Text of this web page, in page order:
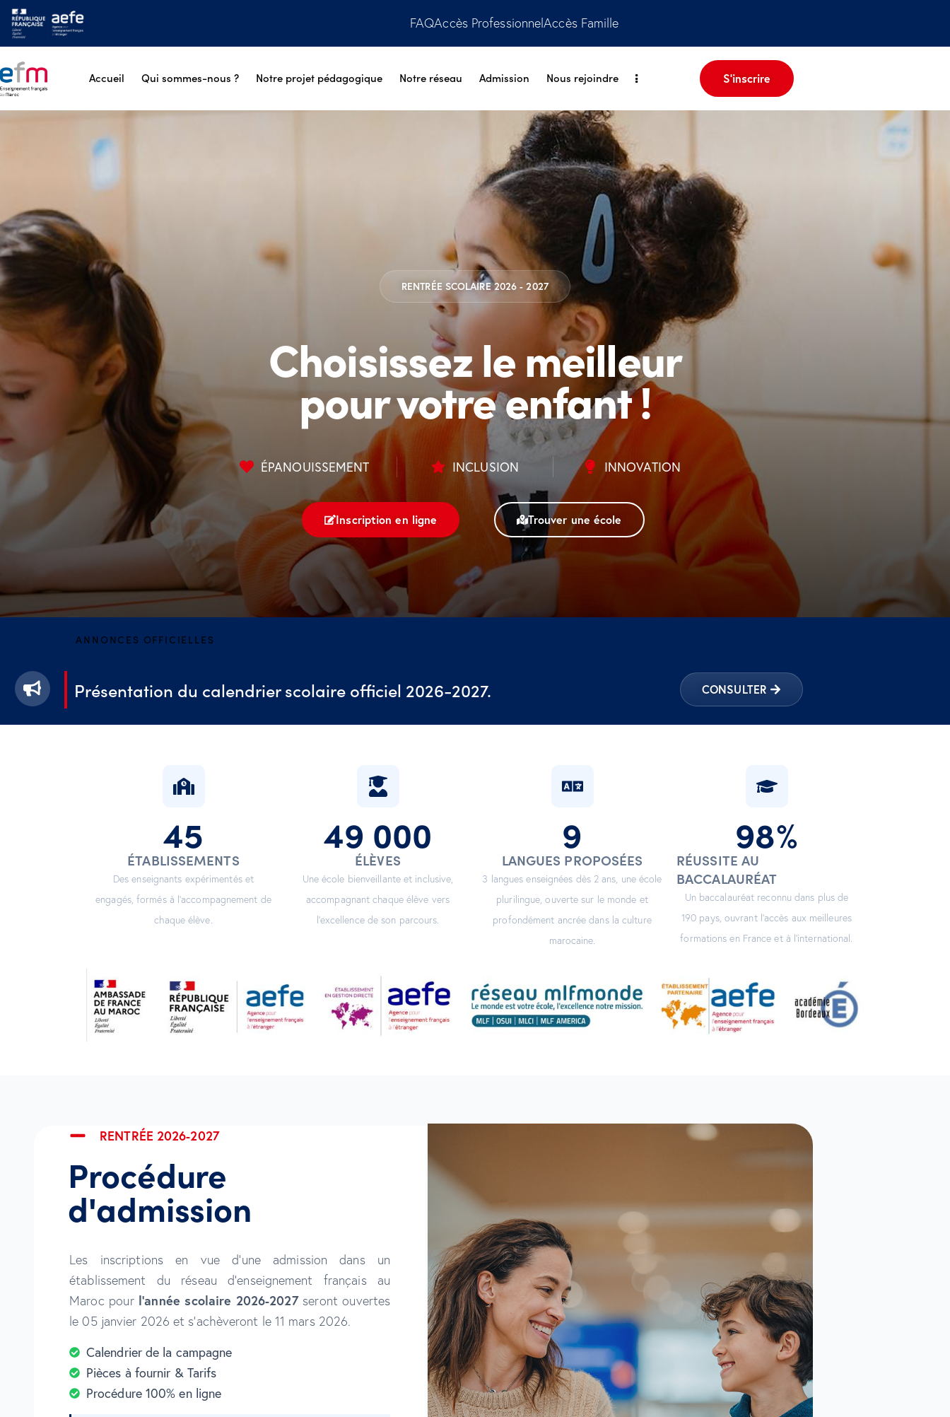
FAQAccès ProfessionnelAccès Famille
Accueil Qui sommes-nous ? Notre projet pédagogique Notre réseau Admission Nous rejoindre S'inscrire
RENTRÉE SCOLAIRE 2026 - 2027
Choisissez le meilleur
pour votre enfant !
ÉPANOUISSEMENT INCLUSION INNOVATION
Inscription en ligne Trouver une école
ANNONCES OFFICIELLES
Présentation du calendrier scolaire officiel 2026-2027. CONSULTER
ÉTABLISSEMENTS
45
Des enseignants expérimentés et
engagés, formés à l’accompagnement de
chaque élève.
ÉLÈVES
49 000
Une école bienveillante et inclusive,
accompagnant chaque élève vers
l’excellence de son parcours.
LANGUES PROPOSÉES
9
3 langues enseignées dès 2 ans, une école
plurilingue, ouverte sur le monde et
profondément ancrée dans la culture
marocaine.
RÉUSSITE AU
BACCALAURÉAT
98%
Un baccalauréat reconnu dans plus de
190 pays, ouvrant l’accès aux meilleures
formations en France et à l’international.
RENTRÉE 2026-2027
Procédure
d'admission
Les inscriptions en vue d’une admission dans un
établissement du réseau d’enseignement français au
Maroc pour l’année scolaire 2026-2027seront ouvertes
le 05 janvier 2026 et s’achèveront le 11 mars 2026.
Calendrier de la campagne
Pièces à fournir & Tarifs
Procédure 100% en ligne